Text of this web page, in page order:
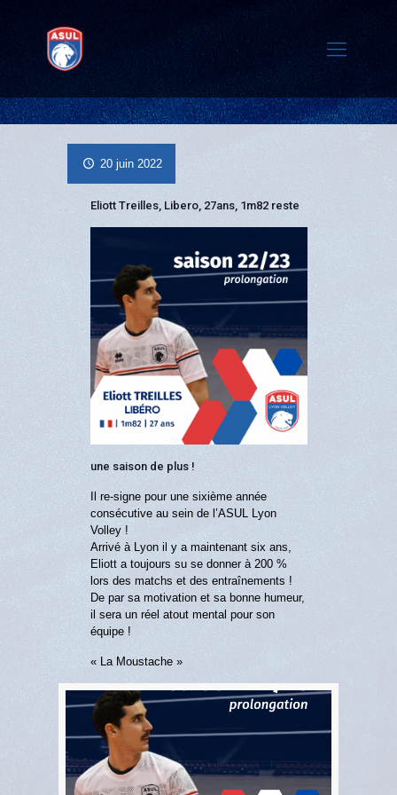
20 juin 2022
Eliott Treilles, Libero, 27ans, 1m82 reste
une saison de plus !
Il re-signe pour une sixième année
consécutive au sein de l’ASUL Lyon
Volley !
Arrivé à Lyon il y a maintenant six ans,
Eliott a toujours su se donner à 200 %
lors des matchs et des entraînements !
De par sa motivation et sa bonne humeur,
il sera un réel atout mental pour son
équipe !
« La Moustache »